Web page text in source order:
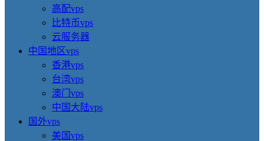
高配vps
比特币vps
云服务器
中国地区vps
香港vps
台湾vps
澳门vps
中国大陆vps
国外vps
美国vps